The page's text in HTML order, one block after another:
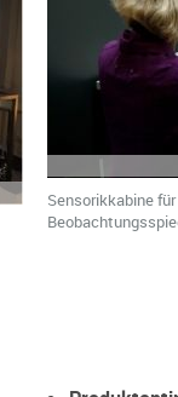
Sensorikkabine